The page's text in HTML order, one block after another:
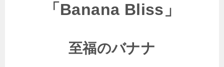
「Banana Bliss」
至福のバナナ